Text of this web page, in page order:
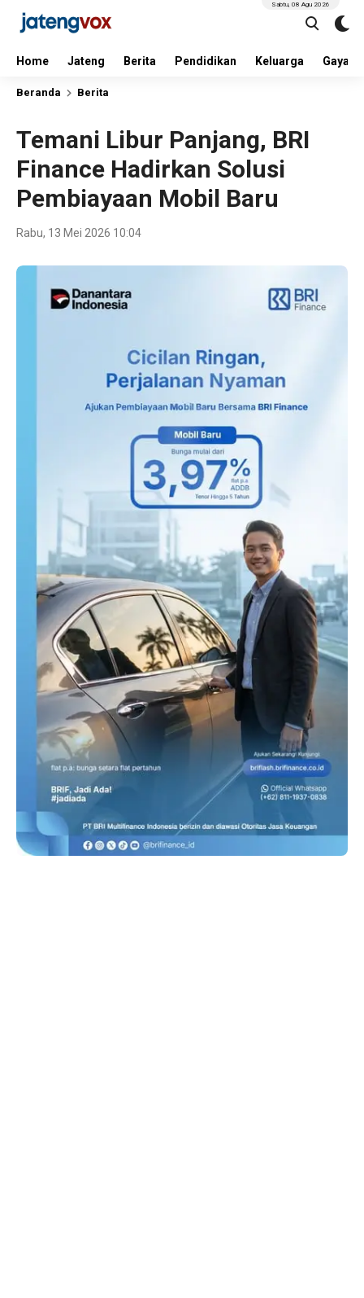
Home Jateng Berita Pendidikan Keluarga Gaya
Sabtu, 08 Agu 2026
Beranda Berita
Temani Libur Panjang, BRI
Finance Hadirkan Solusi
Pembiayaan Mobil Baru
Rabu, 13 Mei 2026 10:04